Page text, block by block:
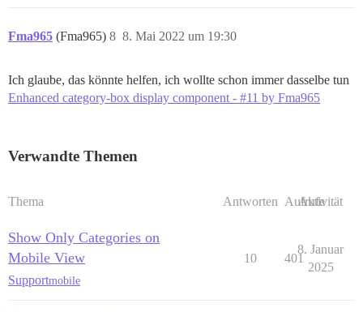
Fma965 (Fma965) 8. Mai 2022 um 19:30
8
Ich glaube, das könnte helfen, ich wollte schon immer dasselbe tun
Enhanced category-box display component - #11 by Fma965
Verwandte Themen
Thema Antworten Aufrufe
Aktivität
Show Only Categories on
Mobile View
Supportmobile
10 401
8. Januar
2025